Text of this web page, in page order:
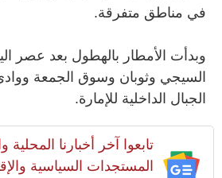
في مناطق متفرقة.
وبدأت الأمطار بالهطول بعد عصر
السيجي وثوبان وسوق الجمعة
الجبال الداخلية للإمارة.
تابعوا آخر أخبارنا المحلية